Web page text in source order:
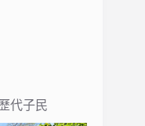
代子民